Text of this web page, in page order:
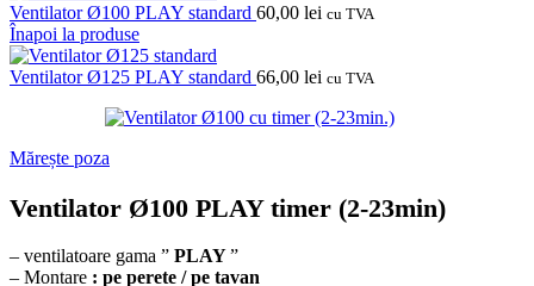
Ventilator Ø100 PLAY standard 60,00 lei cu TVA
Înapoi la produse
Ventilator Ø125 PLAY standard 66,00 lei cu TVA
Mărește poza
Ventilator Ø100 PLAY timer (2-23min)
– ventilatoare gama ” PLAY”
– Montare : pe perete / pe tavan